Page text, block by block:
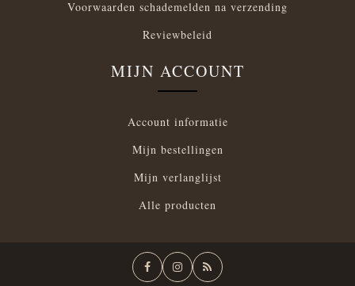
Voorwaarden schademelden na verzending
Reviewbeleid
MIJN ACCOUNT
Account informatie
Mijn bestellingen
Mijn verlanglijst
Alle producten